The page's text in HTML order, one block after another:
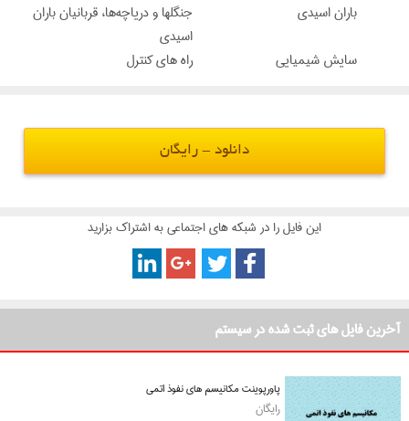
باران اسیدی
جنگلها و دریاچه‌ها، قربانیان باران
اسیدی
سایش شیمیایی
راه های کنترل
دانلود - رایگان
این فایل را در شبکه های اجتماعی به اشتراک بزارید
آخرین فایل های ثبت شده در سیستم
پاورپوینت مکانیسم های نفوذ اتمی
رایگان